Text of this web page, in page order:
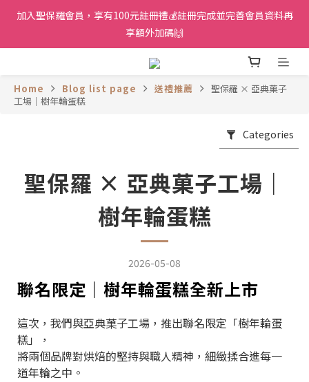
加入聖保羅會員，享有100元註冊禮💰註冊完成並完善會員資料再
享額外加碼🙌
Home Blog list page 送禮推薦
聖保羅 × 亞典菓子
工場｜樹年輪蛋糕
Categories
聖保羅 × 亞典菓子工場｜
樹年輪蛋糕
2026-05-08
聯名限定｜樹年輪蛋糕全新上市
這次，我們與亞典菓子工場，推出聯名限定「樹年輪蛋
糕」，
將兩個品牌對烘焙的堅持與職人精神，細緻揉合進每一
道年輪之中。